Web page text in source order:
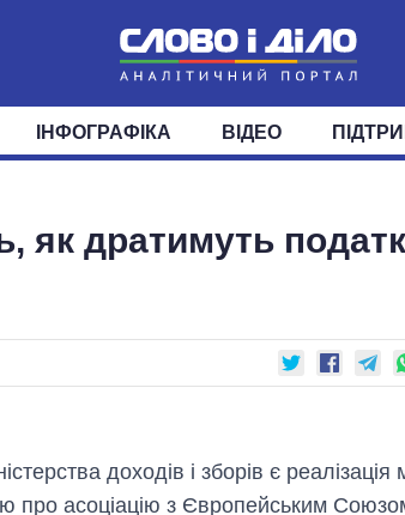
ПОЛІТИКА ЕКОНОМІКА СУСПІЛЬСТВО
ДЕПУТАТИ КОМІТЕТИ ФРАКЦІЇ
ІНФОГРАФІКА ВІДЕО
як дратимуть
доходів і зборів є реалізація
про асоціацію з Європейським